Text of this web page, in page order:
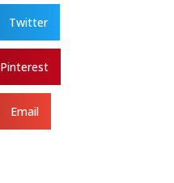
Twitter
Pinterest
Email